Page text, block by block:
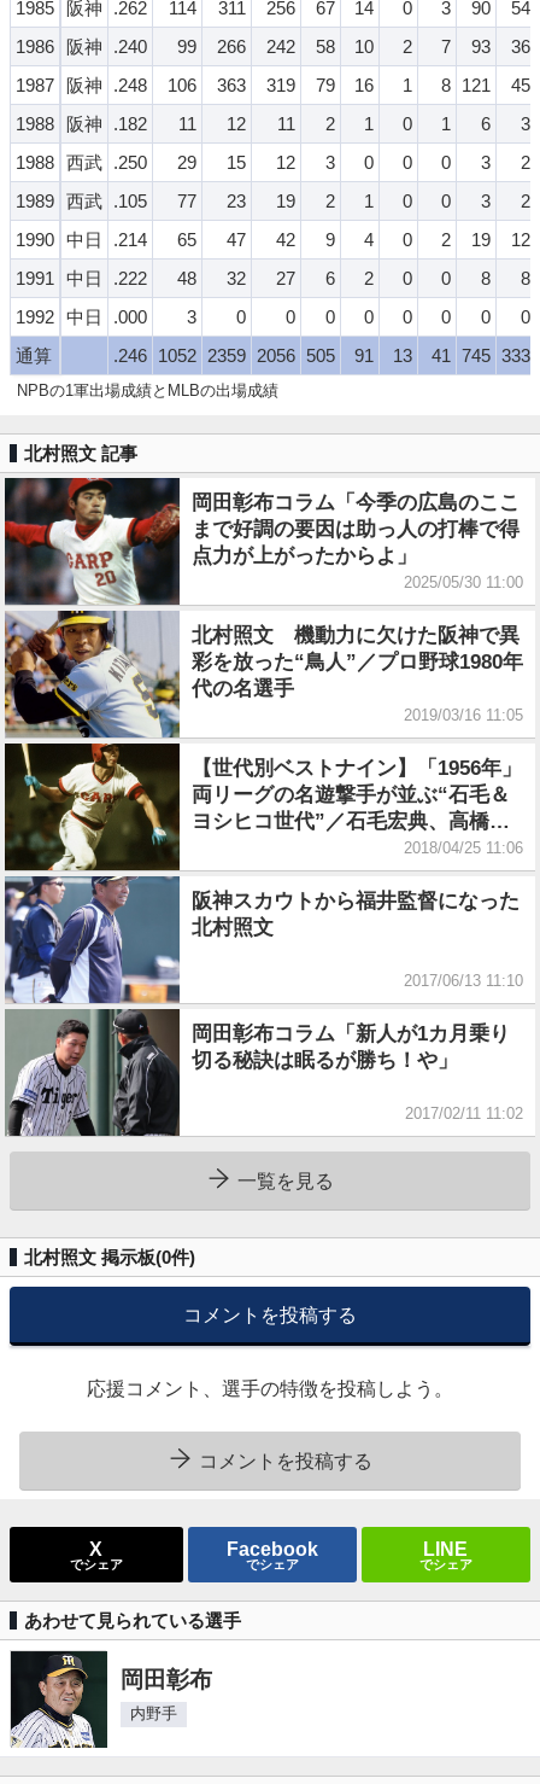
1985
1986
1987
1988
1988
1989
1990
1991
1992
通算
阪神 .262 114 311 256 67 14 0 3 90
54
阪神
.240 99 266 242 58 10 2 7 93
36
阪神
.248 106 363 319 79 16 1 8 121
45
阪神
.182 11 12 11 2 1 0 1 6
3
西武 .250 29 15 12 3 0 0 0 3
2
西武 .105 77 23 19 2 1 0 0 3
2
中日
.214 65 47 42 9 4 0 2 19
12
中日
.222 48 32 27 6 2 0 0 8
8
中日
.000 3 0 0 0 0 0 0 0
0
.246 1052 2359 2056 505 91 13 41 745 333
NPBの1軍出場成績とMLBの出場成績
北村照文 記事
岡田彰布コラム「今季の広島のここ
まで好調の要因は助っ人の打棒で得
点力が上がったからよ」
2025/05/30 11:00
北村照文 機動力に欠けた阪神で異
彩を放った“鳥人”／プロ野球1980年
代の名選手
2019/03/16 11:05
【世代別ベストナイン】「1956年」
両リーグの名遊撃手が並ぶ“石毛＆
ヨシヒコ世代”／石毛宏典、高橋慶
2018/04/25 11:06
阪神スカウトから福井監督になった
北村照文
2017/06/13 11:10
岡田彰布コラム「新人が1カ月乗り
切る秘訣は眠るが勝ち！や」
2017/02/11 11:02
一覧を見る
北村照文 掲示板(0件)
コメントを投稿する
応援コメント、選手の特徴を投稿しよう。
コメントを投稿する
X
でシェア
Facebook
でシェア
LINE
でシェア
あわせて見られている選手
岡田彰布
内野手